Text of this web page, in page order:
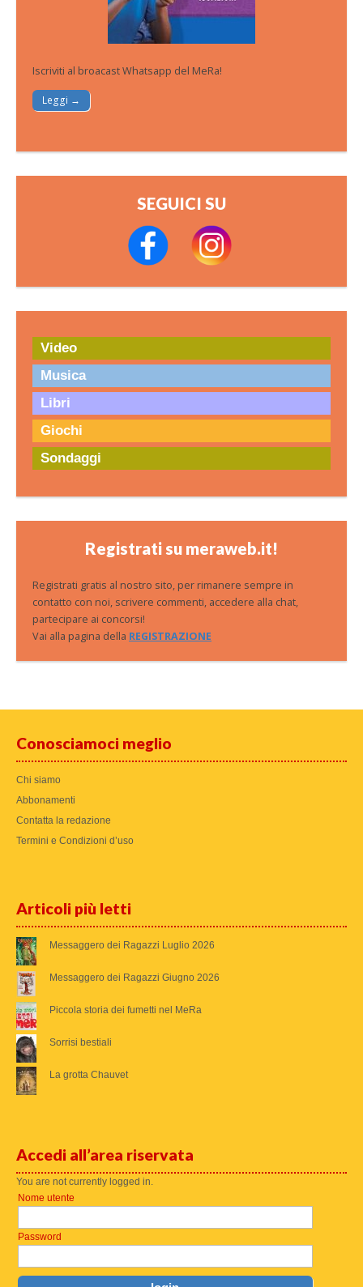
Iscriviti al broacast Whatsapp del MeRa!
Leggi →
SEGUICI SU
Video
Musica
Libri
Giochi
Sondaggi
Registrati su meraweb.it!
Registrati gratis al nostro sito, per rimanere sempre in
contatto con noi, scrivere commenti, accedere alla chat,
partecipare ai concorsi!
Vai alla pagina della REGISTRAZIONE
Conosciamoci meglio
Chi siamo
Abbonamenti
Contatta la redazione
Termini e Condizioni d’uso
Articoli più letti
Messaggero dei Ragazzi Luglio 2026
Messaggero dei Ragazzi Giugno 2026
Piccola storia dei fumetti nel MeRa
Sorrisi bestiali
La grotta Chauvet
Accedi all’area riservata
You are not currently logged in.
Nome utente
Password